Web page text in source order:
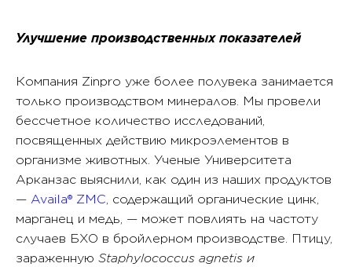
Улучшение производственных показателей
Компания Zinpro уже более полувека занимается
только производством минералов. Мы провели
бессчетное количество исследований,
посвященных действию микроэлементов в
организме животных. Ученые Университета
Арканзас выяснили, как один из наших продуктов
— Availa® ZMC, содержащий органические цинк,
марганец и медь, — может повлиять на частоту
случаев БХО в бройлерном производстве. Птицу,
зараженную Staphylococcus agnetis и